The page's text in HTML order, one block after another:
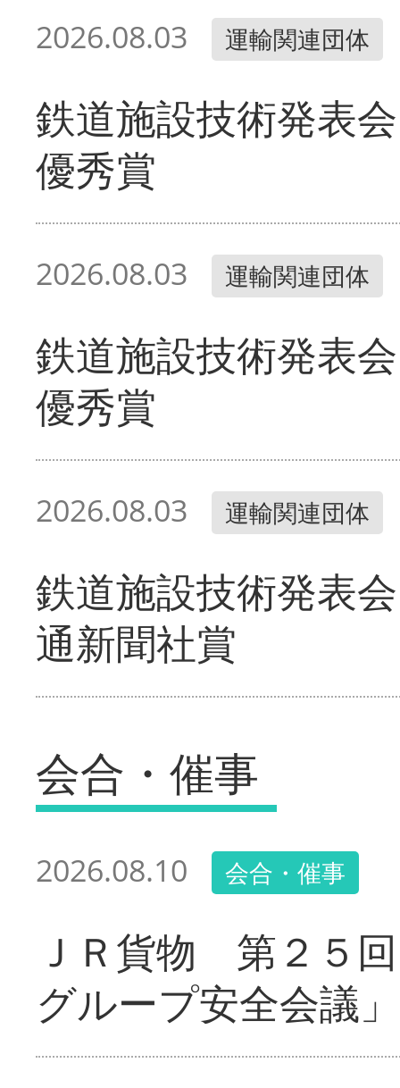
2026.08.03 運輸関連団体
鉄道施設技術発表
優秀賞
2026.08.03 運輸関連団体
鉄道施設技術発表
優秀賞
2026.08.03 運輸関連団体
鉄道施設技術発表
通新聞社賞
会合・催事
2026.08.10 会合・催事
ＪＲ貨物 第２５
グループ安全会議